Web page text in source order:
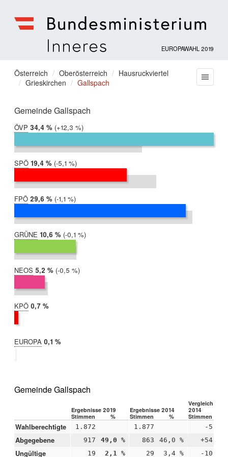
für
Inneres
EUROPAWAHL 2019
Sie
befinden
hier:
Österreich Oberösterreich
Hausruckviertel
Grieskirchen
Gallspach
Gemeinde Gallspach
ÖVP 2019:
34,4 %
2014:
22,1 %
Differenz:
+12,3 %
SPÖ 2019:
19,4 %
2014:
24,5 %
Differenz:
-5,1 %
FPÖ 2019:
29,6 %
2014:
30,7 %
Differenz:
-1,1 %
GRÜNE 2019:
10,6 %
2014:
10,7 %
Differenz:
-0,1 %
NEOS 2019:
5,2 %
2014:
5,8 %
Differenz:
-0,5 %
KPÖ 2019:
0,7 %
EUROPA 2019:
0,1 %
Gemeinde Gallspach
Ergebnisse 2019 Ergebnisse 2014
Vergleich
2014
Stimmen
% Stimmen % Stimmen
Wahlberechtigte 1.872 1.877 -5
Abgegebene 917 49,0 % 863 46,0 % +54
Ungültige 19 2,1 % 29 3,4 % -10